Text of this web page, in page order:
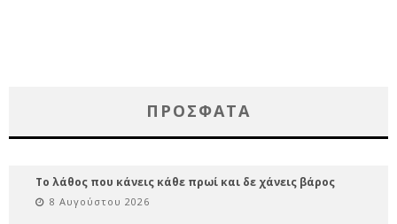
ΠΡΌΣΦΑΤΑ
Το λάθος που κάνεις κάθε πρωί και δε χάνεις βάρος
8 Αυγούστου 2026